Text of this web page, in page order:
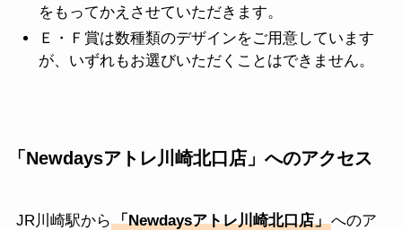
をもってかえさせていただきます。
Ｅ・Ｆ賞は数種類のデザインをご用意しています
が、いずれもお選びいただくことはできません。
「Newdaysアトレ川崎北口店」へのアクセス
JR川崎駅から 「Newdaysアトレ川崎北口店」へのア